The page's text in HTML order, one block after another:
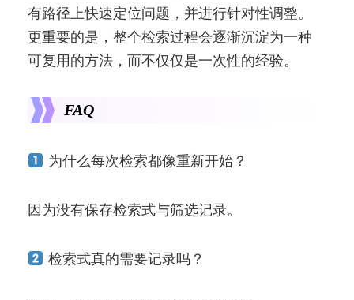
有路径上快速定位问题，并进行针对性调整。
更重要的是，整个检索过程会逐渐沉淀为一种
可复用的方法，而不仅仅是一次性的经验。
FAQ
为什么每次检索都像重新开始？
因为没有保存检索式与筛选记录。
检索式真的需要记录吗？